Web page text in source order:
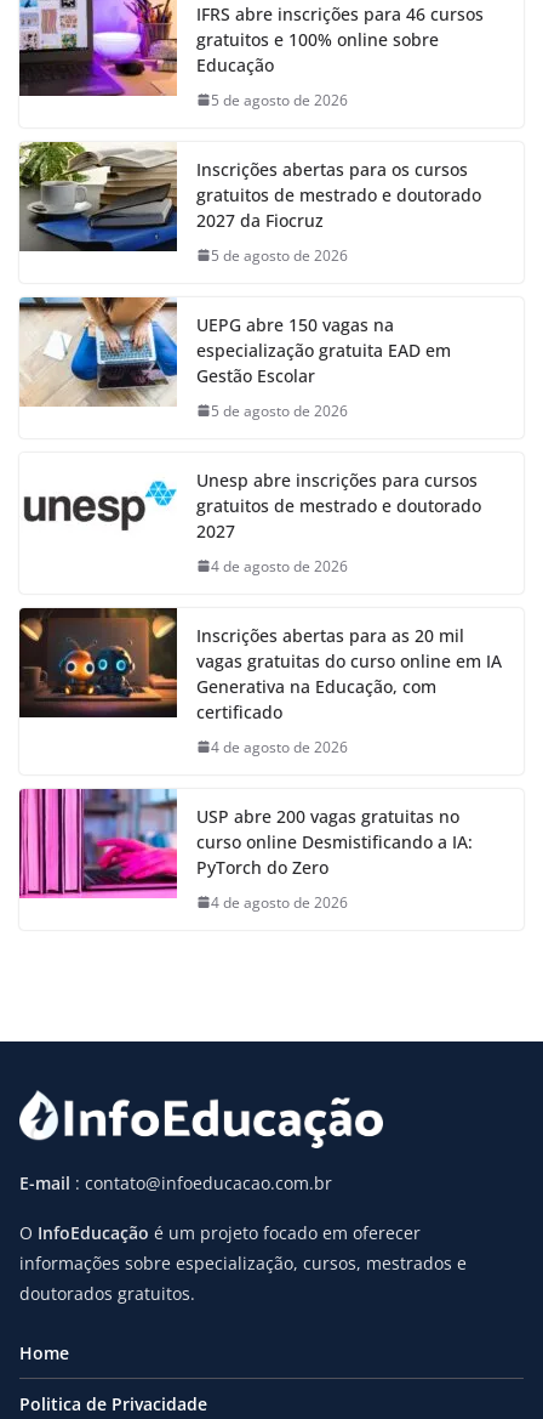
IFRS abre inscrições para 46 cursos
gratuitos e 100% online sobre
Educação
5 de agosto de 2026
Inscrições abertas para os cursos
gratuitos de mestrado e doutorado
2027 da Fiocruz
5 de agosto de 2026
UEPG abre 150 vagas na
especialização gratuita EAD em
Gestão Escolar
5 de agosto de 2026
Unesp abre inscrições para cursos
gratuitos de mestrado e doutorado
2027
4 de agosto de 2026
Inscrições abertas para as 20 mil
vagas gratuitas do curso online em IA
Generativa na Educação, com
certificado
4 de agosto de 2026
USP abre 200 vagas gratuitas no
curso online Desmistificando a IA:
PyTorch do Zero
4 de agosto de 2026
E-mail : contato@infoeducacao.com.br
O InfoEducação é um projeto focado em oferecer
informações sobre especialização, cursos, mestrados e
doutorados gratuitos.
Home
Politica de Privacidade